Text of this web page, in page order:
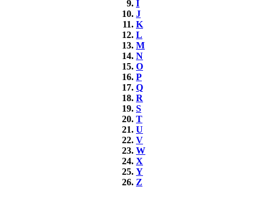
I
J
K
L
M
N
O
P
Q
R
S
T
U
V
W
X
Y
Z